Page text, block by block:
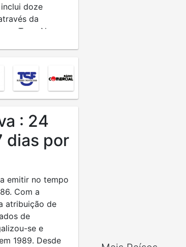
doze
da
a Terra Nova
pela internet,
: 24
dias por
emitir no tempo
Com a
atribuição de
de
se e
1989. Desde